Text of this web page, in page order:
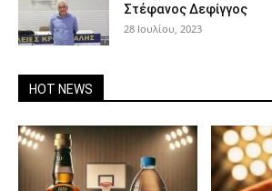
Στέφανος Δεφίγγος
28 Ιουλίου, 2023
HOT NEWS